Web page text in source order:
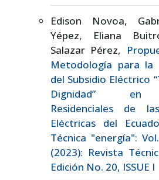
Edison Novoa,
Yépez, Eliana
Salazar Pérez,
Metodología para la
del Subsidio Eléctrico
Dignidad” en
Residenciales de
Eléctricas del
Técnica "energía":
(2023): Revista
Edición No. 20, ISSUE I